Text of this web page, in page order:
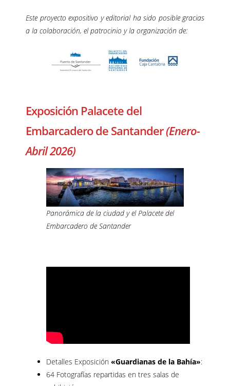
Este proyecto expositivo y editorial ha sido posible gracias
a la colaboración, el patrocinio y la organización de:
Exposición Palacete del
Embarcadero de Santander(Enero-
Abril 2026)
Panorámica de la ciudad y el Palacete del
Embarcadero de Santander
Detalles Exposición «Guardianas de la Bahía»:
64 Fotografías repartidas en tres salas de